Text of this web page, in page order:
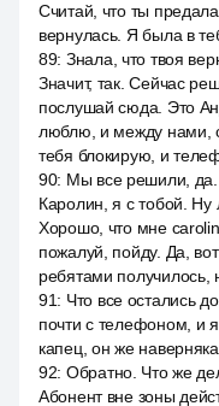
Считай, что ты
вернулась. Я была в
89: Знала, что твоя
Значит, так. Сейчас
послушай сюда. Это
люблю, и между нами,
тебя блокирую, и
90: Мы все решили, да.
Каролин, я с тобой. Ну
Хорошо, что мне
пожалуй, пойду. Да,
ребятами получилось,
91: Что все остались
почти с телефоном, и
капец, он же наверняка
92: Обратно. Что же
Абонент вне зоны